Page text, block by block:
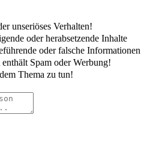
unseriöses Verhalten!
oder herabsetzende Inhalte
oder falsche Informationen
Spam oder Werbung!
Thema zu tun!